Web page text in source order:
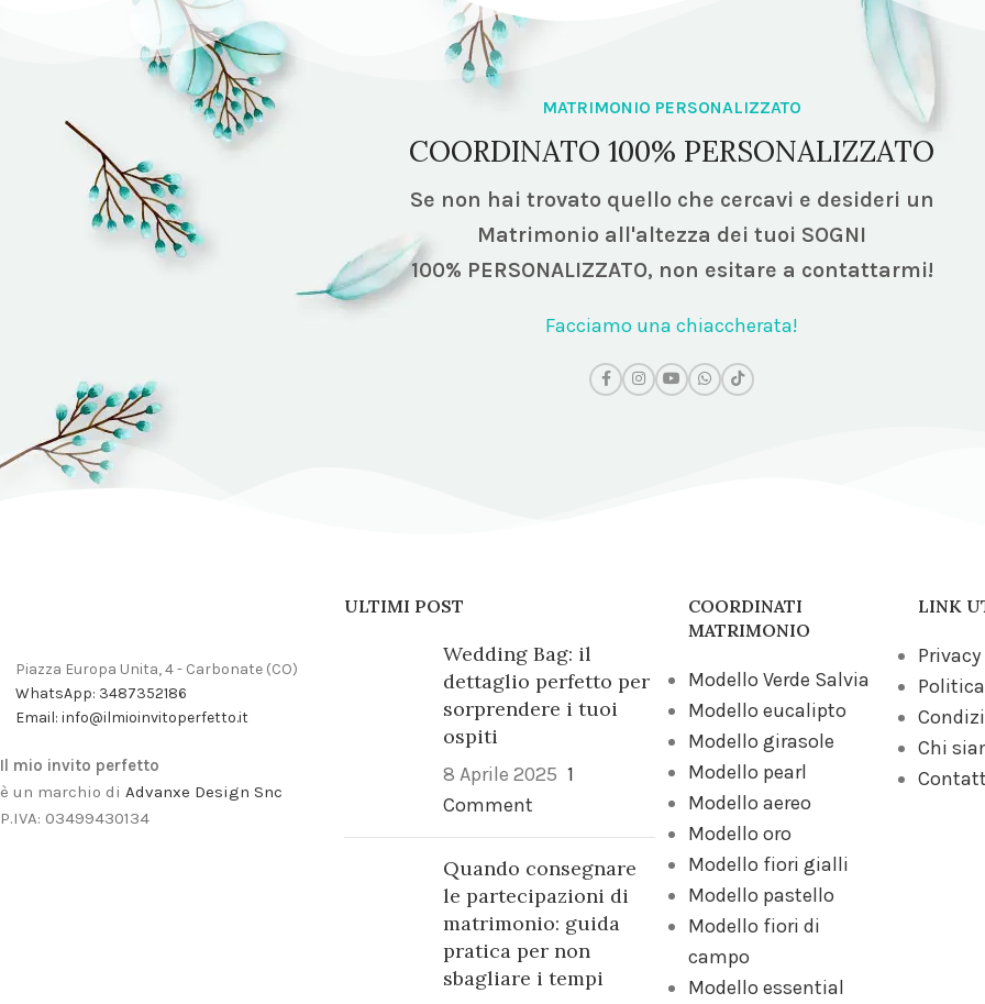
MATRIMONIO PERSONALIZZATO
COORDINATO 100% PERSONALIZZATO
Se non hai trovato quello che cercavi e desideri un
Matrimonio all'altezza dei tuoi SOGNI
100% PERSONALIZZATO, non esitare a contattarmi!
Facciamo una chiaccherata!
Piazza Europa Unita, 4 - Carbonate (CO)
WhatsApp: 3487352186
Email: info@ilmioinvitoperfetto.it
Il mio invito perfetto
è un marchio di Advanxe Design Snc
P.IVA: 03499430134
ULTIMI POST
Wedding Bag: il
dettaglio perfetto per
sorprendere i tuoi
ospiti
8 Aprile 2025 1
Comment
Quando consegnare
le partecipazioni di
matrimonio: guida
pratica per non
sbagliare i tempi
COORDINATI
MATRIMONIO
Modello Verde Salvia
Modello eucalipto
Modello girasole
Modello pearl
Modello aereo
Modello oro
Modello fiori gialli
Modello pastello
Modello fiori di
campo
Modello essential
LINK
Chi